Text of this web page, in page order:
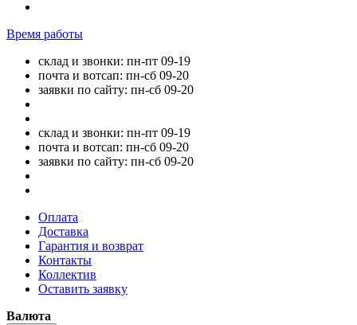
Время работы
склад и звонки: пн-пт 09-19
почта и вотсап: пн-сб 09-20
заявки по сайту: пн-сб 09-20
склад и звонки: пн-пт 09-19
почта и вотсап: пн-сб 09-20
заявки по сайту: пн-сб 09-20
Оплата
Доставка
Гарантия и возврат
Контакты
Коллектив
Оставить заявку
Валюта